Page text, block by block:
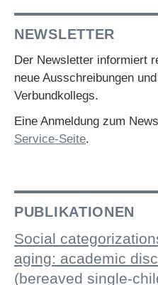
NEWSLETTER
Der Newsletter informiert
neue Ausschreibungen
Verbundkollegs.
Eine Anmeldung zum
Service-Seite.
PUBLIKATIONEN
Social
aging: academic
(bereaved single-